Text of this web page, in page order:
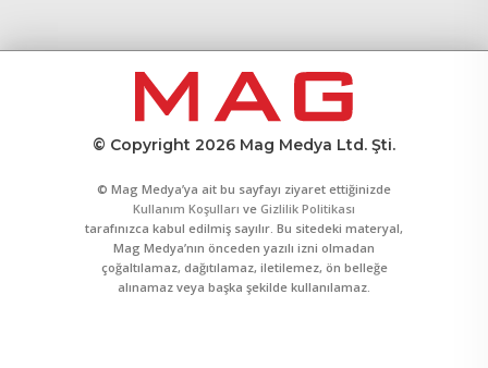
© Copyright 2026 Mag Medya Ltd. Şti.
© Mag Medya’ya ait bu sayfayı ziyaret ettiğinizde
Kullanım Koşulları ve Gizlilik Politikası
tarafınızca kabul edilmiş sayılır. Bu sitedeki materyal,
Mag Medya’nın önceden yazılı izni olmadan
çoğaltılamaz, dağıtılamaz, iletilemez, ön belleğe
alınamaz veya başka şekilde kullanılamaz.